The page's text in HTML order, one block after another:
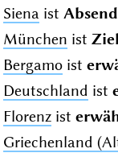
Siena ist
München ist
Bergamoist
Deutschland ist
Florenzist
Griechenland